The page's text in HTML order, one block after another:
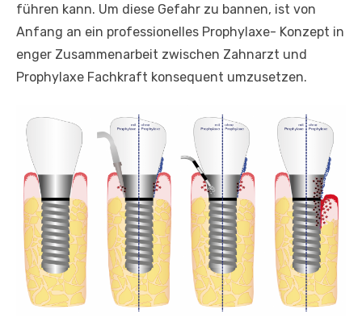
führen kann. Um diese Gefahr zu bannen, ist von
Anfang an ein professionelles Prophylaxe- Konzept in
enger Zusammenarbeit zwischen Zahnarzt und
Prophylaxe Fachkraft konsequent umzusetzen.